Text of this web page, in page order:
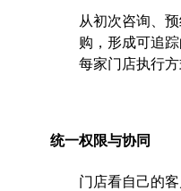
从初次咨询、
购，形成可追
每家门店执行
统一权限与协同
门店看自己的